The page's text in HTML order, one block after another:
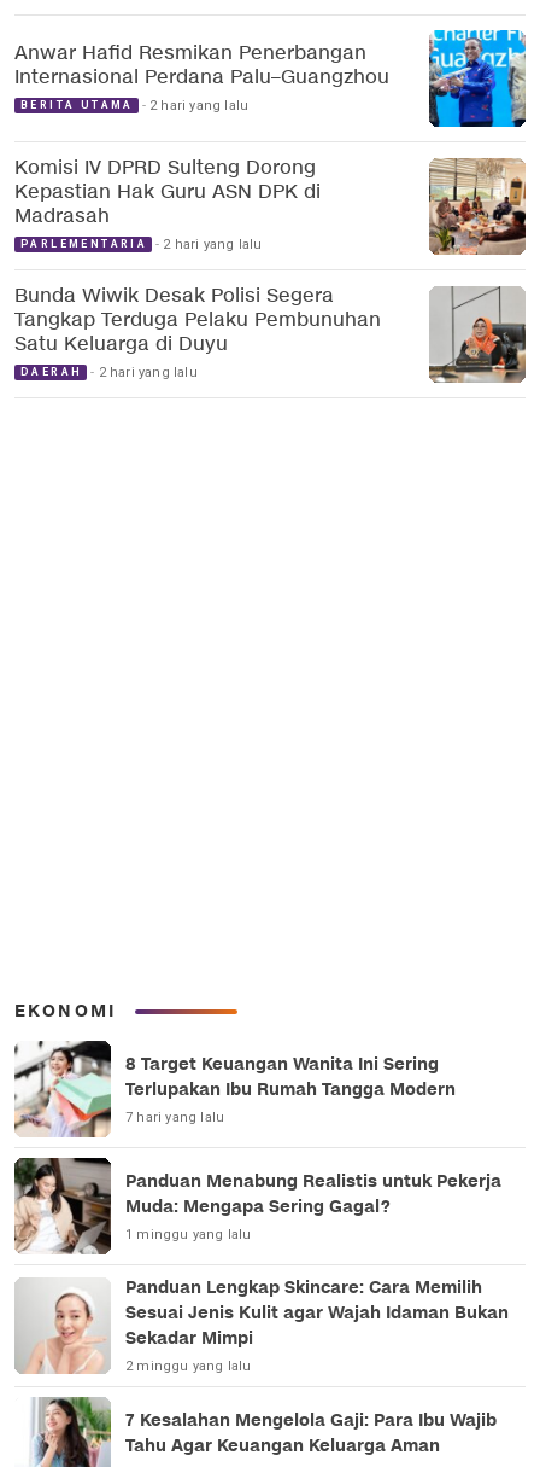
Anwar Hafid Resmikan Penerbangan
Internasional Perdana Palu–Guangzhou
BERITA UTAMA 2 hari yang lalu
Komisi IV DPRD Sulteng Dorong
Kepastian Hak Guru ASN DPK di
Madrasah
PARLEMENTARIA 2 hari yang lalu
Bunda Wiwik Desak Polisi Segera
Tangkap Terduga Pelaku Pembunuhan
Satu Keluarga di Duyu
DAERAH 2 hari yang lalu
EKONOMI
8 Target Keuangan Wanita Ini Sering
Terlupakan Ibu Rumah Tangga Modern
7 hari yang lalu
Panduan Menabung Realistis untuk Pekerja
Muda: Mengapa Sering Gagal?
1 minggu yang lalu
Panduan Lengkap Skincare: Cara Memilih
Sesuai Jenis Kulit agar Wajah Idaman Bukan
Sekadar Mimpi
2 minggu yang lalu
7 Kesalahan Mengelola Gaji: Para Ibu Wajib
Tahu Agar Keuangan Keluarga Aman